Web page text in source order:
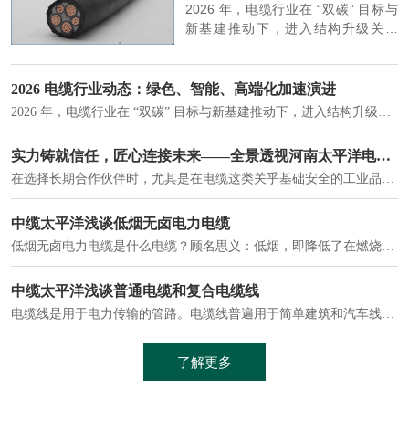
2026 年，电缆行业在 “双碳” 目标与
新基建推动下，进入结构升级关键
大清晰趋势，市场格局持续优化。
2026 电缆行业动态：绿色、智能、高端化加速演进
实力铸就信任，匠心连接未来——全景透视河南太平洋电缆厂
在选择长期合作伙伴时，尤其是在电缆这类关乎基础安全的工业品上，供应商的“内在实力”远比一纸报价单更重要。今天，我们邀请您“云参观”河南太平洋电缆厂，透过每一个细节，看我们如何将“可靠”二字，铸入每一米电缆。
中缆太平洋浅谈低烟无卤电力电缆
低烟无卤电力电缆是什么电缆？顾名思义：低烟，即降低了在燃烧时有害物体的产生；卤素对于人体来说是一种有毒气体，无卤就是没有毒气体的释放，通常是针对电缆遇火灾时而言的。低烟无卤电力电缆又可以称之为环保电缆，低烟无卤电缆大多数用于医院和对环境卫生要求比较严格的地方。
中缆太平洋浅谈普通电缆和复合电缆线
电缆线是用于电力传输的管路。电缆线普遍用于简单建筑和汽车线材，作为能源输送缆线，电缆线的复杂结构勿庸置疑。根据目标功能，电缆线具有以下一些特点：建筑用和车用线材要求轻质、大批量生产、价格低廉、具有相当的电学和力学性能和长时间的耐老化性能；工业用线材必须具有符合客户要求的性能；
了解更多